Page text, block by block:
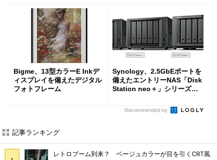
Bigme、13型カラーE Inkデ
ィスプレイを備えたデジタル
フォトフレーム
Synology、2.5GbEポートを
備えたエントリーNAS「Disk
Station neo＋」シリーズを
Recommended by
記事ランキング
レトロブーム到来？ ベージュカラーが目を引くCRT風